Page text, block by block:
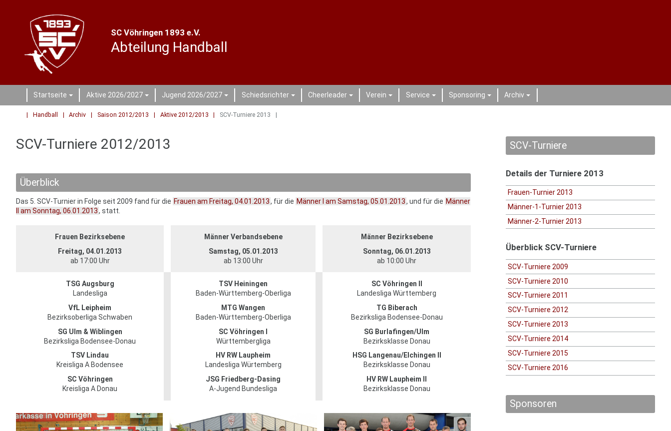
SC Vöhringen 1893 e.V.
Abteilung Handball
+
Startseite
+
Aktive 2026/2027
+
Jugend 2026/2027
+
Schiedsrichter
+
Cheerleader
+
Verein
+
Service
+
Sponsoring
+
Archiv
Handball Archiv Saison 2012/2013 Aktive 2012/2013 SCV-Turniere 2013
SCV-Turniere 2012/2013
Überblick
Das 5. SCV-Turnier in Folge seit 2009 fand für die Frauen am Freitag, 04.01.2013, für die Männer I am Samstag, 05.01.2013, und für die Männer
II am Sonntag, 06.01.2013, statt.
Frauen Bezirksebene
Freitag, 04.01.2013
ab 17:00 Uhr
Männer Verbandsebene
Samstag, 05.01.2013
ab 13:00 Uhr
Männer Bezirksebene
Sonntag, 06.01.2013
ab 10:00 Uhr
TSG Augsburg
Landesliga
VfL Leipheim
Bezirksoberliga Schwaben
SG Ulm & Wiblingen
Bezirksliga Bodensee-Donau
TSV Lindau
Kreisliga A Bodensee
SC Vöhringen
Kreisliga A Donau
TSV Heiningen
Baden-Württemberg-Oberliga
MTG Wangen
Baden-Württemberg-Oberliga
SC Vöhringen I
Württembergliga
HV RW Laupheim
Landesliga Würtemberg
JSG Friedberg-Dasing
A-Jugend Bundesliga
SC Vöhringen II
Landesliga Württemberg
TG Biberach
Bezirksliga Bodensee-Donau
SG Burlafingen/Ulm
Bezirksklasse Donau
HSG Langenau/Elchingen II
Bezirksklasse Donau
HV RW Laupheim II
Bezirksklasse Donau
SCV-Turniere
Details der Turniere 2013
Frauen-Turnier 2013
Männer-1-Turnier 2013
Männer-2-Turnier 2013
Überblick SCV-Turniere
SCV-Turniere 2009
SCV-Turniere 2010
SCV-Turniere 2011
SCV-Turniere 2012
SCV-Turniere 2013
SCV-Turniere 2014
SCV-Turniere 2015
SCV-Turniere 2016
Sponsoren